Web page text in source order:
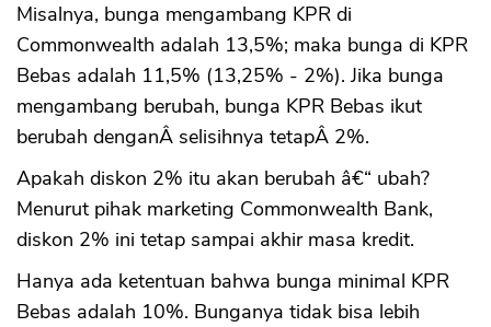
Misalnya, bunga mengambang KPR di
Commonwealth adalah 13,5%; maka bunga di KPR
Bebas adalah 11,5% (13,25% - 2%). Jika bunga
mengambang berubah, bunga KPR Bebas ikut
berubah denganÂ selisihnya tetapÂ 2%.
Apakah diskon 2% itu akan berubah â€“ ubah?
Menurut pihak marketing Commonwealth Bank,
diskon 2% ini tetap sampai akhir masa kredit.
Hanya ada ketentuan bahwa bunga minimal KPR
Bebas adalah 10%. Bunganya tidak bisa lebih